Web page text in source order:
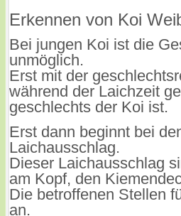
Erkennen von Koi
Bei jungen Koi ist die
unmöglich.
Erst mit der
während der Laichzeit
geschlechts der Koi ist.
Erst dann beginnt bei
Laichausschlag.
Dieser Laichausschlag
am Kopf, den
Die betroffenen Stellen
an.